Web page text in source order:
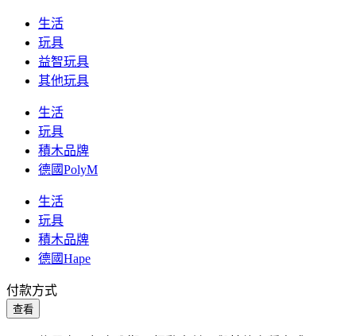
生活
玩具
益智玩具
其他玩具
生活
玩具
積木品牌
德國PolyM
生活
玩具
積木品牌
德國Hape
付款方式
查看